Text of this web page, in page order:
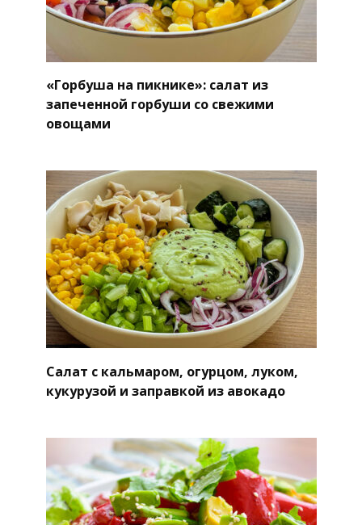
«Горбуша на пикнике»: салат из
запеченной горбуши со свежими
овощами
Салат с кальмаром, огурцом, луком,
кукурузой и заправкой из авокадо